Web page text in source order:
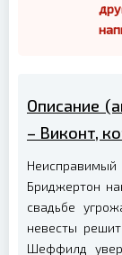
Описание
– Виконт,
Бриджертон
свадьбе
невесты
Шеффилд